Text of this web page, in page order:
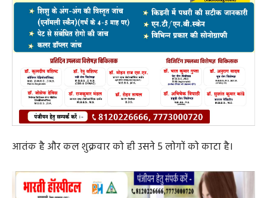
आतंक है और कल शुक्रवार को ही उसने 5 लोगों को काटा है।